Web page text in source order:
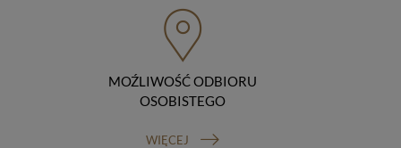
MOŹLIWOŚĆ ODBIORU
OSOBISTEGO
WIĘCEJ